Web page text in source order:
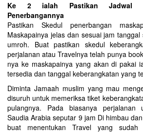
Ke 2 ialah Pastikan Jadwal
Penerbangannya
Pastikan Skedul penerbangan
Maskapainya jelas dan sesuai jam
umroh. Buat pastikan skedul
perjalanan atau Travelnya telah punya
nya ke maskapainya yang akan di pakai
tersedia dan tanggal keberangkatan yang
Diminta Jamaah muslim yang mau
disuruh untuk memeriksa tiket
pulangnya. Pada biasanya perjalanan
Saudia Arabia seputar 9 jam Di himbau
buat menentukan Travel yang sudah